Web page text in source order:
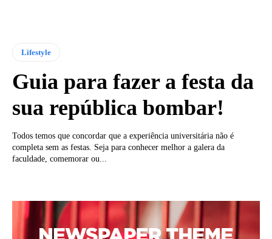
Lifestyle
Guia para fazer a festa da
sua república bombar!
Todos temos que concordar que a experiência universitária não é
completa sem as festas. Seja para conhecer melhor a galera da
faculdade, comemorar ou...